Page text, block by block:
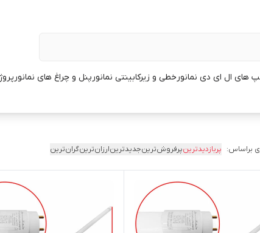
های ال ای دی نمانورخطی و زیرکابینتی نمانورپنل و چراغ های نمانور
براساس: پربازدیدترینپرفروش‌ترینجدیدترینارزان‌ترینگران‌ترین